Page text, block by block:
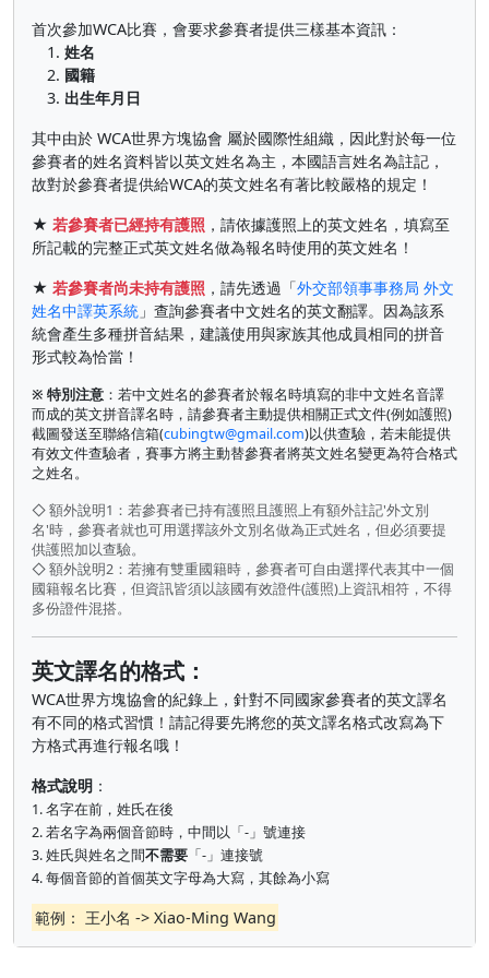
首次參加WCA比賽，會要求參賽者提供三樣基本資訊：
1. 姓名
2. 國籍
3. 出生年月日
其中由於 WCA世界方塊協會 屬於國際性組織，因此對於每一位
參賽者的姓名資料皆以英文姓名為主，本國語言姓名為註記，
故對於參賽者提供給WCA的英文姓名有著比較嚴格的規定！
★ 若參賽者已經持有護照 ，請依據護照上的英文姓名，填寫至
所記載的完整正式英文姓名做為報名時使用的英文姓名！
★ 若參賽者尚未持有護照 ，請先透過「外交部領事事務局 外文
姓名中譯英系統 」查詢參賽者中文姓名的英文翻譯。因為該系
統會產生多種拼音結果，建議使用與家族其他成員相同的拼音
形式較為恰當！
※ 特別注意 ：若中文姓名的參賽者於報名時填寫的非中文姓名音譯
而成的英文拼音譯名時，請參賽者主動提供相關正式文件(例如護照)
截圖發送至聯絡信箱(cubingtw@gmail.com)以供查驗，若未能提供
有效文件查驗者，賽事方將主動替參賽者將英文姓名變更為符合格式
之姓名。
◇ 額外說明1：若參賽者已持有護照且護照上有額外註記'外文別
名'時，參賽者就也可用選擇該外文別名做為正式姓名，但必須要提
供護照加以查驗。
◇ 額外說明2：若擁有雙重國籍時，參賽者可自由選擇代表其中一個
國籍報名比賽，但資訊皆須以該國有效證件(護照)上資訊相符，不得
多份證件混搭。
英文譯名的格式：
WCA世界方塊協會的紀錄上，針對不同國家參賽者的英文譯名
有不同的格式習慣！請記得要先將您的英文譯名格式改寫為下
方格式再進行報名哦！
格式說明 ：
1. 名字在前，姓氏在後
2. 若名字為兩個音節時，中間以「-」號連接
3. 姓氏與姓名之間不需要 「-」連接號
4. 每個音節的首個英文字母為大寫，其餘為小寫
範例： 王小名 -> Xiao-Ming Wang